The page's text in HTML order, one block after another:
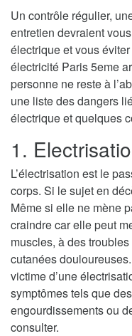
Un contrôle régulier,
entretien devraient
électrique et vous
électricité Paris 5eme
personne ne reste à
une liste des dangers
électrique et quelques
1.
L’électrisation est le
corps. Si le sujet en
Même si elle ne mène
craindre car elle peut
muscles, à des
cutanées
victime d’une
symptômes tels que
engourdissements ou
consulter.